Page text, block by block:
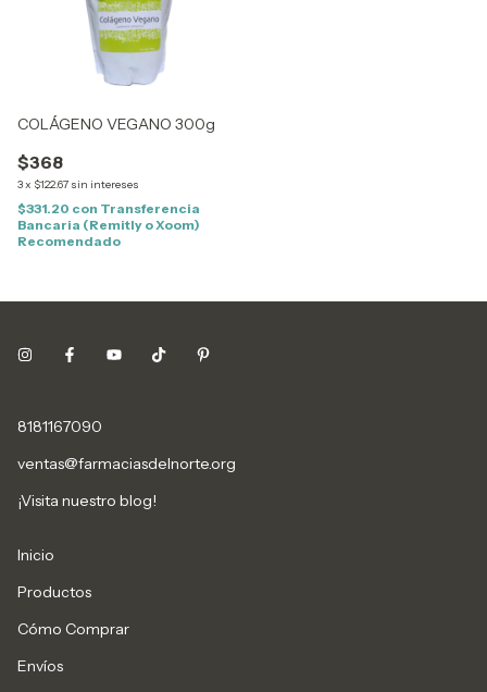
COLÁGENO VEGANO 300g
$368
3x $122.67 sin intereses
$331.20 con Transferencia
Bancaria (Remitly o Xoom)
Recomendado
8181167090
ventas@farmaciasdelnorte.org
¡Visita nuestro blog!
Inicio
Productos
Cómo Comprar
Envíos